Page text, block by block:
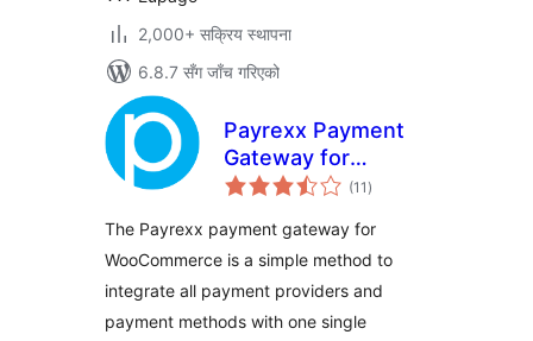
2,000+ सक्रिय स्थापना
6.8.7 सँग जाँच गरिएको
Payrexx Payment
Gateway for
WooCommerce
(11 कुल
रेटिङ्गहरू
)
The Payrexx payment gateway for
WooCommerce is a simple method to
integrate all payment providers and
payment methods with one single